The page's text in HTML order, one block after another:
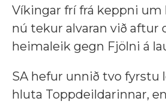
Víkingar frí frá keppni um
nú tekur alvaran við aftur
heimaleik gegn Fjölni á
SA hefur unnið tvo fyrstu
hluta Toppdeildarinnar,